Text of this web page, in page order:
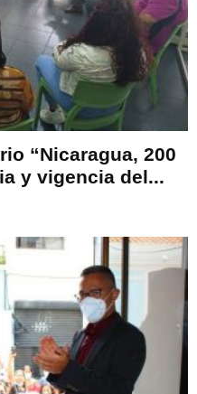
“Nicaragua, 200
y vigencia del...